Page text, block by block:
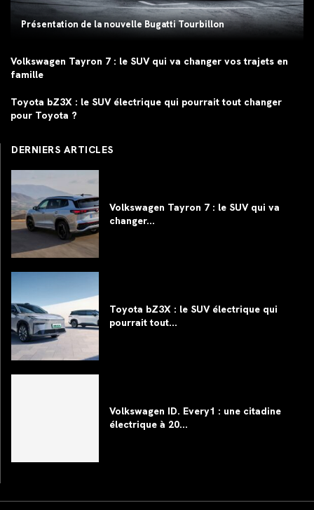
Présentation de la nouvelle Bugatti Tourbillon
Volkswagen Tayron 7 : le SUV qui va changer vos trajets en
famille
Toyota bZ3X : le SUV électrique qui pourrait tout changer
pour Toyota ?
DERNIERS ARTICLES
Volkswagen Tayron 7 : le SUV qui va
changer...
Toyota bZ3X : le SUV électrique qui
pourrait tout...
Volkswagen ID. Every1 : une citadine
électrique à 20...